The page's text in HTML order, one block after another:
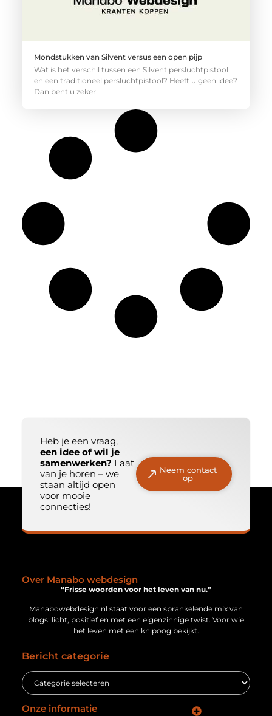
Mondstukken van Silvent versus een open pijp
Wat is het verschil tussen een Silvent persluchtpistool
en een traditioneel persluchtpistool? Heeft u geen idee?
Dan bent u zeker
Heb je een vraag,
een idee of wil je
samenwerken? Laat
van je horen – we
staan altijd open
voor mooie
connecties!
Neem contact
op
Over Manabo webdesign
“Frisse woorden voor het leven van nu.”
Manabowebdesign.nl staat voor een sprankelende mix van
blogs: licht, positief en met een eigenzinnige twist. Voor wie
het leven met een knipoog bekijkt.
Bericht categorie
Onze informatie